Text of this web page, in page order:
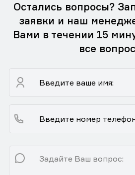
Остались вопросы?
заявки и наш
Вами в течении 15
все